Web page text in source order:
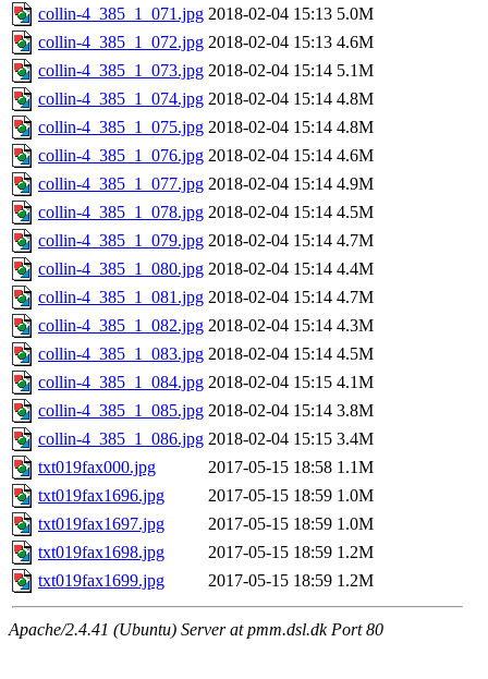
collin-4_385_1_071.jpg 2018-02-04 15:13 5.0M
collin-4_385_1_072.jpg 2018-02-04 15:13 4.6M
collin-4_385_1_073.jpg 2018-02-04 15:14 5.1M
collin-4_385_1_074.jpg 2018-02-04 15:14 4.8M
collin-4_385_1_075.jpg 2018-02-04 15:14 4.8M
collin-4_385_1_076.jpg 2018-02-04 15:14 4.6M
collin-4_385_1_077.jpg 2018-02-04 15:14 4.9M
collin-4_385_1_078.jpg 2018-02-04 15:14 4.5M
collin-4_385_1_079.jpg 2018-02-04 15:14 4.7M
collin-4_385_1_080.jpg 2018-02-04 15:14 4.4M
collin-4_385_1_081.jpg 2018-02-04 15:14 4.7M
collin-4_385_1_082.jpg 2018-02-04 15:14 4.3M
collin-4_385_1_083.jpg 2018-02-04 15:14 4.5M
collin-4_385_1_084.jpg 2018-02-04 15:15 4.1M
collin-4_385_1_085.jpg 2018-02-04 15:14 3.8M
collin-4_385_1_086.jpg 2018-02-04 15:15 3.4M
txt019fax000.jpg
2017-05-15 18:58 1.1M
txt019fax1696.jpg
2017-05-15 18:59 1.0M
txt019fax1697.jpg
2017-05-15 18:59 1.0M
txt019fax1698.jpg
2017-05-15 18:59 1.2M
txt019fax1699.jpg
2017-05-15 18:59 1.2M
Apache/2.4.41 (Ubuntu) Server at pmm.dsl.dk Port 80